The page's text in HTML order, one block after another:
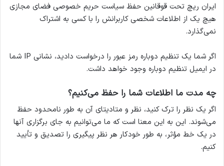
ایران ریچ تحت قوقانین حفظ سیاست حریم خصوصی فضای مجازی
هیچ یک از اطلاعات شخصی کاربرانش را با کسی به اشتراک
نمی‌گذارد.
اگر شما یک تنظیم دوباره رمز عبور را درخواست دادید، نشانی IP شما
در ایمیل تنظیم دوباره وجود خواهد داشت.
چه مدت ما اطلاعات شما را حفظ می‌کنیم؟
اگر یک نظر را ترک کنید، نظر و متادیتای آن به طور نامحدود حفظ
می‌شوند. این به این معنا است که ما می‌توانیم به جای برگزاری آنها
در یک خط مؤثر، به طور خودکار هر نظر پیگیری را تصدیق و تأیید
کنیم.